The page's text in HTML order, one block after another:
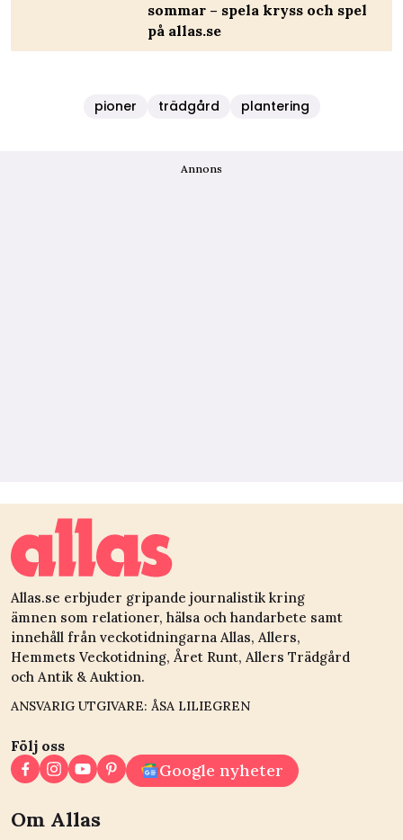
sommar – spela kryss och spel
på allas.se
pioner trädgård plantering
Annons
Allas.se erbjuder gripande journalistik kring
ämnen som relationer, hälsa och handarbete samt
innehåll från veckotidningarna Allas, Allers,
Hemmets Veckotidning, Året Runt, Allers Trädgård
och Antik & Auktion.
ANSVARIG UTGIVARE: ÅSA LILIEGREN
Följ oss
Google nyheter
Om Allas